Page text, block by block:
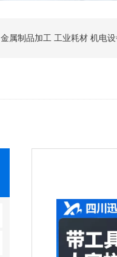
金属制品加工 工业耗材 机电设